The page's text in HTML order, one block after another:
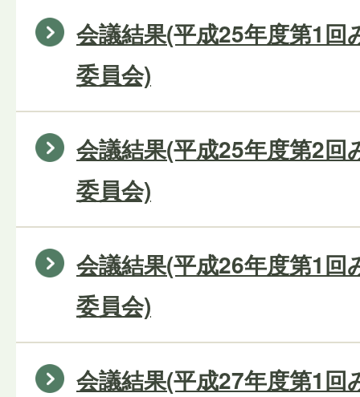
会議結果(平成25年度第1回
委員会)
会議結果(平成25年度第2回
委員会)
会議結果(平成26年度第1回
委員会)
会議結果(平成27年度第1回